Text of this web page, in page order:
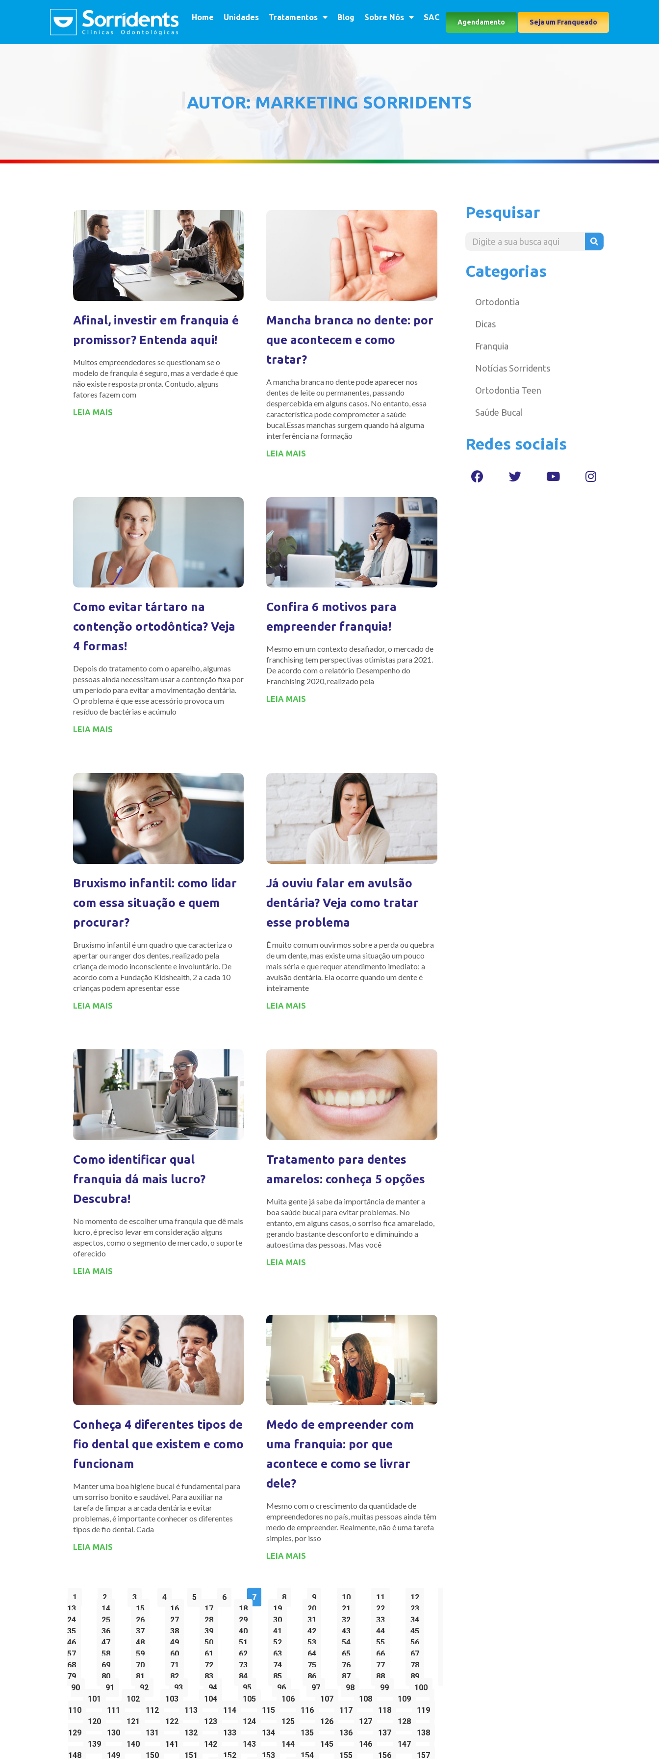
Home Unidades Tratamentos Blog Sobre Nós SAC
Agendamento Seja um Franqueado
AUTOR: MARKETING SORRIDENTS
Afinal, investir em franquia é
promissor? Entenda aqui!
Muitos empreendedores se questionam se o
modelo de franquia é seguro, mas a verdade é que
não existe resposta pronta. Contudo, alguns
fatores fazem com
LEIA MAIS
Mancha branca no dente: por
que acontecem e como
tratar?
A mancha branca no dente pode aparecer nos
dentes de leite ou permanentes, passando
despercebida em alguns casos. No entanto, essa
característica pode comprometer a saúde
bucal.Essas manchas surgem quando há alguma
interferência na formação
LEIA MAIS
Como evitar tártaro na
contenção ortodôntica? Veja
4 formas!
Depois do tratamento com o aparelho, algumas
pessoas ainda necessitam usar a contenção fixa por
um período para evitar a movimentação dentária.
O problema é que esse acessório provoca um
resíduo de bactérias e acúmulo
LEIA MAIS
Confira 6 motivos para
empreender franquia!
Mesmo em um contexto desafiador, o mercado de
franchising tem perspectivas otimistas para 2021.
De acordo com o relatório Desempenho do
Franchising 2020, realizado pela
LEIA MAIS
Bruxismo infantil: como lidar
com essa situação e quem
procurar?
Bruxismo infantil é um quadro que caracteriza o
apertar ou ranger dos dentes, realizado pela
criança de modo inconsciente e involuntário. De
acordo com a Fundação Kidshealth, 2 a cada 10
crianças podem apresentar esse
LEIA MAIS
Já ouviu falar em avulsão
dentária? Veja como tratar
esse problema
É muito comum ouvirmos sobre a perda ou quebra
de um dente, mas existe uma situação um pouco
mais séria e que requer atendimento imediato: a
avulsão dentária. Ela ocorre quando um dente é
inteiramente
LEIA MAIS
Como identificar qual
franquia dá mais lucro?
Descubra!
No momento de escolher uma franquia que dê mais
lucro, é preciso levar em consideração alguns
aspectos, como o segmento de mercado, o suporte
oferecido
LEIA MAIS
Tratamento para dentes
amarelos: conheça 5 opções
Muita gente já sabe da importância de manter a
boa saúde bucal para evitar problemas. No
entanto, em alguns casos, o sorriso fica amarelado,
gerando bastante desconforto e diminuindo a
autoestima das pessoas. Mas você
LEIA MAIS
Conheça 4 diferentes tipos de
fio dental que existem e como
funcionam
Manter uma boa higiene bucal é fundamental para
um sorriso bonito e saudável. Para auxiliar na
tarefa de limpar a arcada dentária e evitar
problemas, é importante conhecer os diferentes
tipos de fio dental. Cada
LEIA MAIS
Medo de empreender com
uma franquia: por que
acontece e como se livrar
dele?
Mesmo com o crescimento da quantidade de
empreendedores no país, muitas pessoas ainda têm
medo de empreender. Realmente, não é uma tarefa
simples, por isso
LEIA MAIS
1 2 3 4 5 6 7 8 9 10 11
12
13
14 15 16 17 18 19 20 21 22
23
24
25 26 27 28 29 30 31 32 33
34
35
36 37 38 39 40 41 42 43 44
45
46
47 48 49 50 51 52 53 54 55
56
57
58 59 60 61 62 63 64 65 66
67
68
69 70 71 72 73 74 75 76 77
78
79
80 81 82 83 84 85 86 87 88
89
90
91 92 93 94 95 96 97 98 99
100
101
102 103 104 105 106 107 108
109
110
111 112 113 114 115 116 117 118
119
120
121 122 123 124 125 126 127
128
129
130 131 132 133 134 135 136 137
138
139
140 141 142 143 144 145 146
147
148
149 150 151 152 153 154 155 156 157
Pesquisar
Categorias
Ortodontia
Dicas
Franquia
Notícias Sorridents
Ortodontia Teen
Saúde Bucal
Redes sociais